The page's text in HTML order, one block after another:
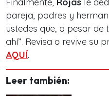
pareja, padres y
ustedes que, a pesar de
ahí”. Revisa o revive su
AQUÍ.
Leer también: